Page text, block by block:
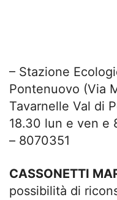
– Stazione
Pontenuovo (Via
Tavarnelle Val di
18.30 lun e ven e
– 8070351
CASSONETTI
possibilità di